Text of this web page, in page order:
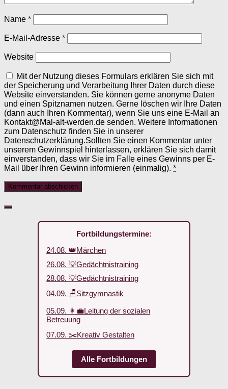
Name *
E-Mail-Adresse *
Website
Mit der Nutzung dieses Formulars erklären Sie sich mit
der Speicherung und Verarbeitung Ihrer Daten durch diese
Website einverstanden. Sie können gerne anonyme Daten
und einen Spitznamen nutzen. Gerne löschen wir Ihre Daten
(dann auch Ihren Kommentar), wenn Sie uns eine E-Mail an
Kontakt@Mal-alt-werden.de senden. Weitere Informationen
zum Datenschutz finden Sie in unserer
Datenschutzerklärung.Sollten Sie einen Kommentar unter
unserem Gewinnspiel hinterlassen, erklären Sie sich damit
einverstanden, dass wir Sie im Falle eines Gewinns per E-
Mail über Ihren Gewinn informieren (einmalig). *
Fortbildungstermine:
24.08. 👑Märchen
26.08. 💡Gedächtnistraining
28.08. 💡Gedächtnistraining
04.09. 🪑Sitzgymnastik
05.09. 👩‍💼Leitung der sozialen
Betreuung
07.09. ✂️Kreativ Gestalten
Alle Fortbildungen